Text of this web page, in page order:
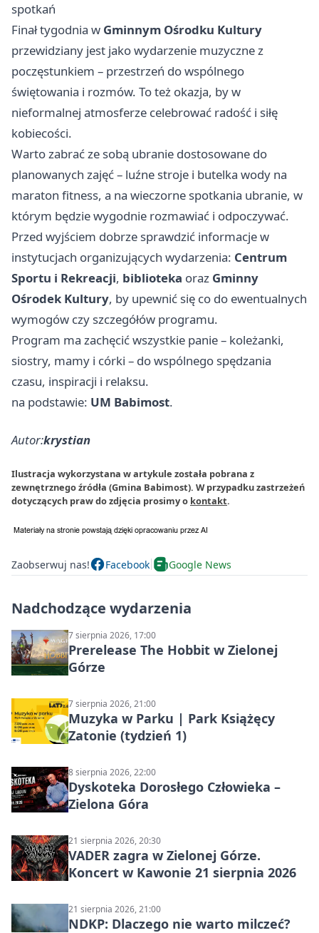
spotkań
Finał tygodnia w Gminnym Ośrodku Kultury
przewidziany jest jako wydarzenie muzyczne z
poczęstunkiem – przestrzeń do wspólnego
świętowania i rozmów. To też okazja, by w
nieformalnej atmosferze celebrować radość i siłę
kobiecości.
Warto zabrać ze sobą ubranie dostosowane do
planowanych zajęć – luźne stroje i butelka wody na
maraton fitness, a na wieczorne spotkania ubranie, w
którym będzie wygodnie rozmawiać i odpoczywać.
Przed wyjściem dobrze sprawdzić informacje w
instytucjach organizujących wydarzenia: Centrum
Sportu i Rekreacji, biblioteka oraz Gminny
Ośrodek Kultury, by upewnić się co do ewentualnych
wymogów czy szczegółów programu.
Program ma zachęcić wszystkie panie – koleżanki,
siostry, mamy i córki – do wspólnego spędzania
czasu, inspiracji i relaksu.
na podstawie: UM Babimost.
Autor:krystian
Ilustracja wykorzystana w artykule została pobrana z
zewnętrznego źródła (Gmina Babimost). W przypadku zastrzeżeń
dotyczących praw do zdjęcia prosimy o kontakt.
Zaobserwuj nas! Facebook Google News
Nadchodzące wydarzenia
7 sierpnia 2026, 17:00
Prerelease The Hobbit w Zielonej
Górze
7 sierpnia 2026, 21:00
Muzyka w Parku | Park Książęcy
Zatonie (tydzień 1)
8 sierpnia 2026, 22:00
Dyskoteka Dorosłego Człowieka –
Zielona Góra
21 sierpnia 2026, 20:30
VADER zagra w Zielonej Górze.
Koncert w Kawonie 21 sierpnia 2026
21 sierpnia 2026, 21:00
NDKP: Dlaczego nie warto milczeć?